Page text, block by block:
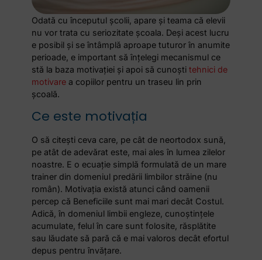
Odată cu începutul școlii, apare și teama că elevii
nu vor trata cu seriozitate școala. Deși acest lucru
e posibil și se întâmplă aproape tuturor în anumite
perioade, e important să înțelegi mecanismul ce
stă la baza motivației și apoi să cunoștitehnici de
motivare a copiilor pentru un traseu lin prin
școală.
Ce este motivația
O să citești ceva care, pe cât de neortodox sună,
pe atât de adevărat este, mai ales în lumea zilelor
noastre. E o ecuație simplă formulată de un mare
trainer din domeniul predării limbilor străine (nu
român). Motivația există atunci când oamenii
percep că Beneficiile sunt mai mari decât Costul.
Adică, în domeniul limbii engleze, cunoștințele
acumulate, felul în care sunt folosite, răsplătite
sau lăudate să pară că e mai valoros decât efortul
depus pentru învățare.